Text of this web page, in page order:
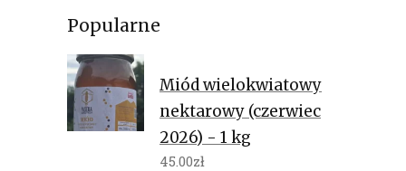
Popularne
Miód wielokwiatowy
nektarowy (czerwiec
2026) - 1 kg
45.00zł